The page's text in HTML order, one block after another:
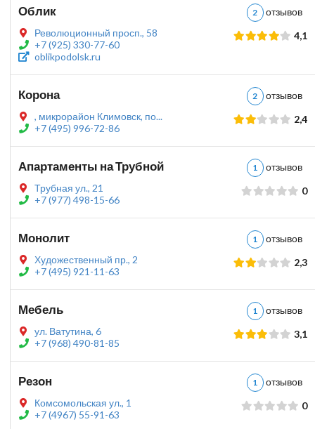
Облик 2
Революционный просп., 58
+7 (925) 330-77-60
oblikpodolsk.ru
4,1
Корона 2
, микрорайон Климовск, по...
+7 (495) 996-72-86
2,4
Апартаменты на Трубной 1
Трубная ул., 21
+7 (977) 498-15-66
0
Монолит 1
Художественный пр., 2
+7 (495) 921-11-63
2,3
Мебель 1
ул. Ватутина, 6
+7 (968) 490-81-85
3,1
Резон 1
Комсомольская ул., 1
+7 (4967) 55-91-63
0